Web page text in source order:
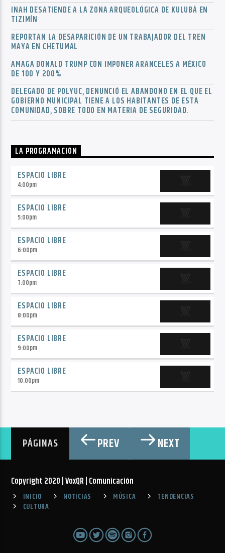
INAH DESATIENDE A LA ZONA ARQUEOLÓGICA DE KULUBÁ EN
TIZIMÍN
REPORTAN LA DESAPARICIÓN DE UN TRABAJADOR DEL TREN
MAYA EN CHETUMAL
AMAGA DONALD TRUMP CON IMPONER ARANCELES A MÉXICO
DE 100 Y 200%
DELEGADO DE POLYUC, DENUNCIÓ EL ABANDONO EN EL QUE EL
GOBIERNO MUNICIPAL TIENE A LOS HABITANTES DE ESTA
COMUNIDAD, SOBRE TODO EN MATERIA DE SEGURIDAD.
LA PROGRAMACIÓN
ESPACIO LIBRE
4:00pm
ESPACIO LIBRE
5:00pm
ESPACIO LIBRE
6:00pm
ESPACIO LIBRE
7:00pm
ESPACIO LIBRE
8:00pm
ESPACIO LIBRE
9:00pm
ESPACIO LIBRE
10:00pm
PÁGINAS PREV NEXT
Copyright 2020 | VoxQR | Comunicación
INICIO NOTICIAS MÚSICA
TENDENCIAS
CULTURA